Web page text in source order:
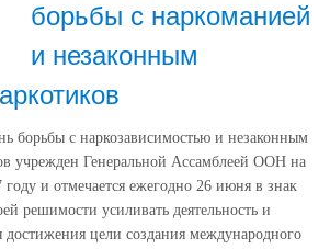
борьбы с наркоманией
и незаконным
борьбы с наркозависимостью и незаконным
учрежден Генеральной Ассамблеей ООН на
году и отмечается ежегодно 26 июня в знак
решимости усиливать деятельность и
достижения цели создания международного